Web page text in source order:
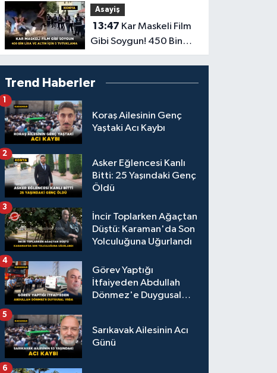
Asayiş
13:47
Gibi Soygun! 450 Bin
Lira ve Altın İçin 5
Trend Haberler
Koraş Ailesinin Genç
Yaştaki Acı Kaybı
1
Asker Eğlencesi Kanlı
Bitti: 25 Yaşındaki Genç
Öldü
2
İncir Toplarken Ağaçtan
Düştü: Karaman'da Son
Yolculuğuna Uğurlandı
3
Görev Yaptığı
İtfaiyeden Abdullah
Dönmez'e Duygusal
4
Sarıkavak Ailesinin Acı
Günü
5
6